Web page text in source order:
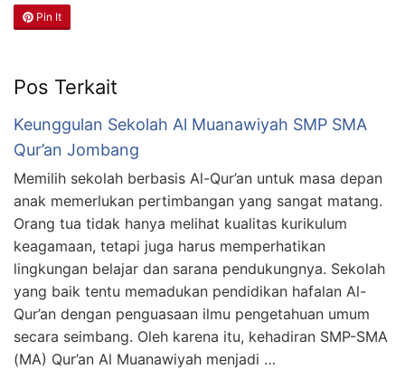
Pin It
Pos Terkait
Keunggulan Sekolah Al Muanawiyah SMP SMA
Qur’an Jombang
Memilih sekolah berbasis Al-Qur’an untuk masa depan
anak memerlukan pertimbangan yang sangat matang.
Orang tua tidak hanya melihat kualitas kurikulum
keagamaan, tetapi juga harus memperhatikan
lingkungan belajar dan sarana pendukungnya. Sekolah
yang baik tentu memadukan pendidikan hafalan Al-
Qur’an dengan penguasaan ilmu pengetahuan umum
secara seimbang. Oleh karena itu, kehadiran SMP-SMA
(MA) Qur’an Al Muanawiyah menjadi …